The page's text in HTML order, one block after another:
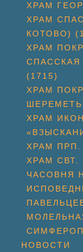
ХРАМ
ХРАМ
КОТОВО)
ХРАМ
СПАССКАЯ
(1715)
ХРАМ
ХРАМ
ХРАМ
ХРАМ СВТ.
ЧАСОВНЯ
НОВОСТИ